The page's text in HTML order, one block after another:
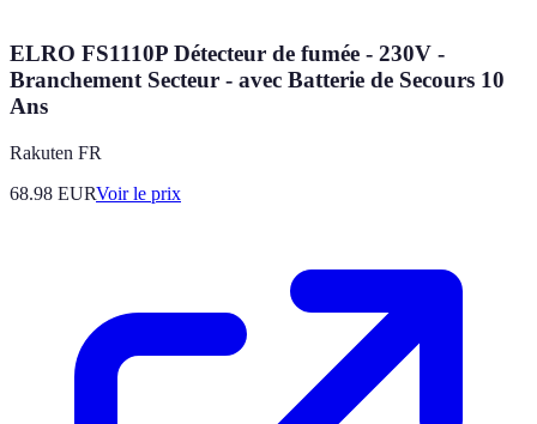
ELRO FS1110P Détecteur de fumée - 230V -
Branchement Secteur - avec Batterie de Secours 10
Ans
Rakuten FR
68.98 EURVoir le prix